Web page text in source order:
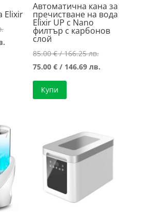
Elixir
Original
price
Текущата
Автоматична кана за
пречистване на вода
Elixir UP с Nano
филтър с карбонов
слой
85.00€/ 166.25 лв.Original
price
75.00€ / 146.69 лв.
Купи